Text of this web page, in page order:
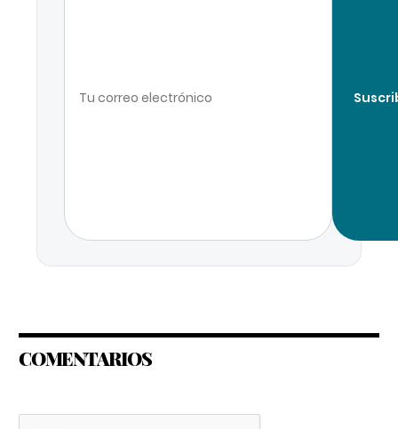
COMENTARIOS